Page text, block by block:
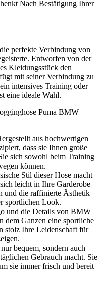
Nach Bestätigung Ihrer
perfekte Verbindung von
Entworfen von der
Kleidungsstück den
mit seiner Verbindung zu
intensives Training oder
eine ideale Wahl.
Puma BMW
aus hochwertigen
dass sie Ihnen große
sich sowohl beim Training
können.
Stil dieser Hose macht
leicht in Ihre Garderobe
und die raffinierte Ästhetik
sportlichen Look.
und die Details von BMW
dem Ganzen eine sportliche
stolz Ihre Leidenschaft für
bequem, sondern auch
Gebrauch macht. Sie
sie immer frisch und bereit